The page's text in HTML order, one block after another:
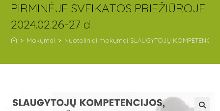
PIRMINĖJE SVEIKATOS PRIEŽIŪROJE
2024.02.26-27 d.
> Mokymai > Nuotoliniai mokymai SLAUGYTOJŲ